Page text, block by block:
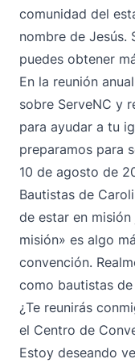
comunidad del
nombre de Jesús.
puedes obtener
En la reunión
sobre ServeNC y
para ayudar a tu
preparamos para
10 de agosto de
Bautistas de
de estar en
misión» es algo
convención.
como bautistas
¿Te reunirás
el Centro de
Estoy deseando